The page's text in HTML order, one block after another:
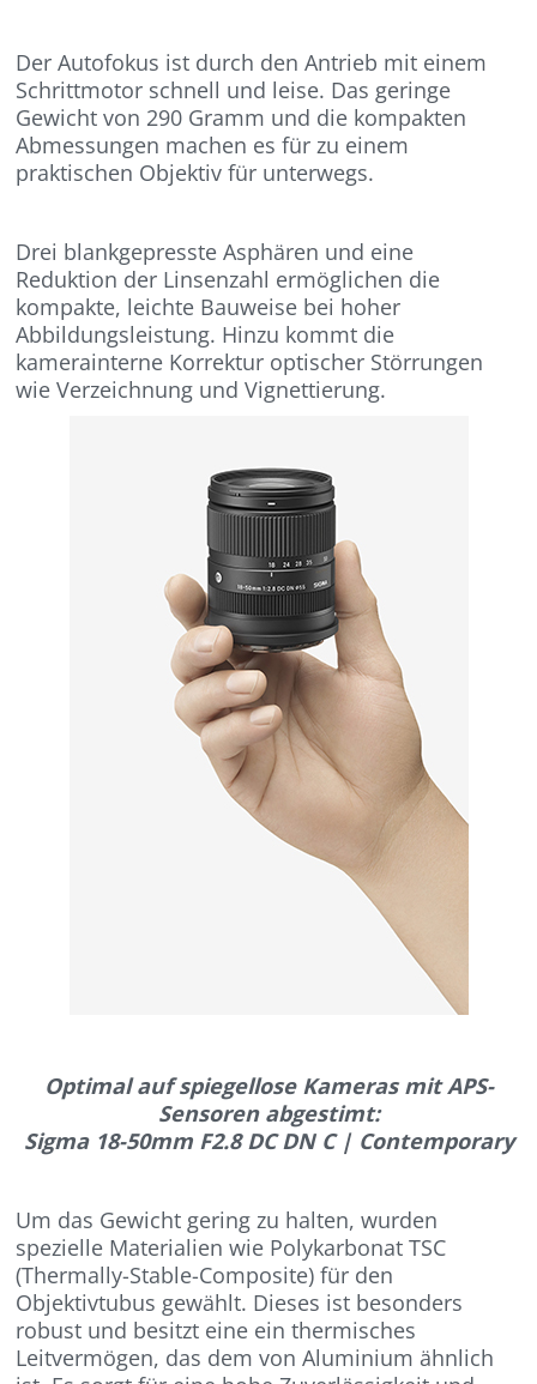
Der Autofokus ist durch den Antrieb mit einem
Schrittmotor schnell und leise. Das geringe
Gewicht von 290 Gramm und die kompakten
Abmessungen machen es für zu einem
praktischen Objektiv für unterwegs.
Drei blankgepresste Asphären und eine
Reduktion der Linsenzahl ermöglichen die
kompakte, leichte Bauweise bei hoher
Abbildungsleistung. Hinzu kommt die
kamerainterne Korrektur optischer Störrungen
wie Verzeichnung und Vignettierung.
Optimal auf spiegellose Kameras mit APS-
Sensoren abgestimt:
Sigma 18-50mm F2.8 DC DN C | Contemporary
Um das Gewicht gering zu halten, wurden
spezielle Materialien wie Polykarbonat TSC
(Thermally-Stable-Composite) für den
Objektivtubus gewählt. Dieses ist besonders
robust und besitzt eine ein thermisches
Leitvermögen, das dem von Aluminium ähnlich